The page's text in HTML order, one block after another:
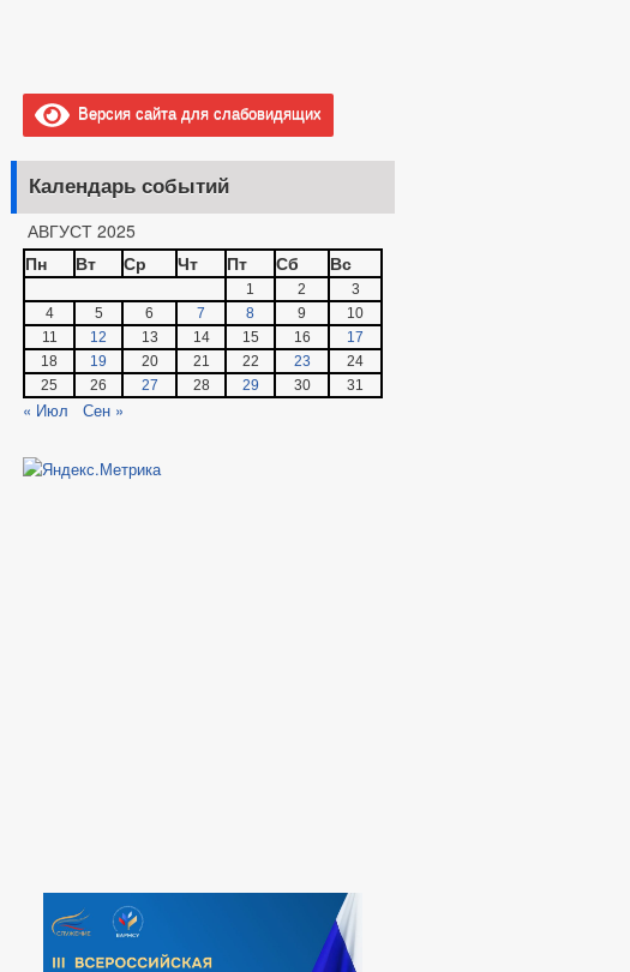
Версия сайта для слабовидящих
Календарь событий
АВГУСТ 2025
Пн
Вт Ср Чт Пт Сб Вс
1 2
3
4
5 6 7 8 9
10
11
12 13 14 15 16
17
18
19 20 21 22 23
24
25
26 27 28 29 30 31
« Июл Сен »